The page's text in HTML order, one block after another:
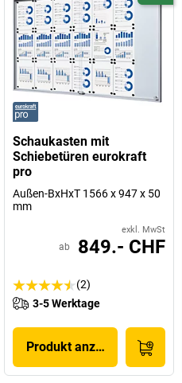
Schaukasten mit
Schiebetüren eurokraft
pro
Außen-BxHxT 1566 x 947 x 50
mm
exkl. MwSt
ab 849.- CHF
(2)
3-5 Werktage
Produkt anzeigen